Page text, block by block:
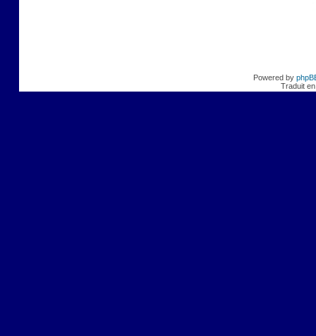
Powered by
Traduit